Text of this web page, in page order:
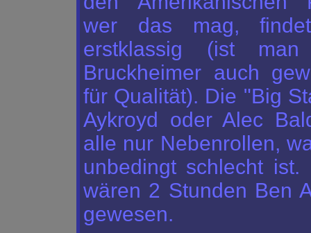
wer das mag,
erstklassig (ist
Bruckheimer auch
für Qualität). Die "Big
Aykroyd oder Alec
alle nur Nebenrollen,
unbedingt schlecht ist.
wären 2 Stunden Ben
gewesen.